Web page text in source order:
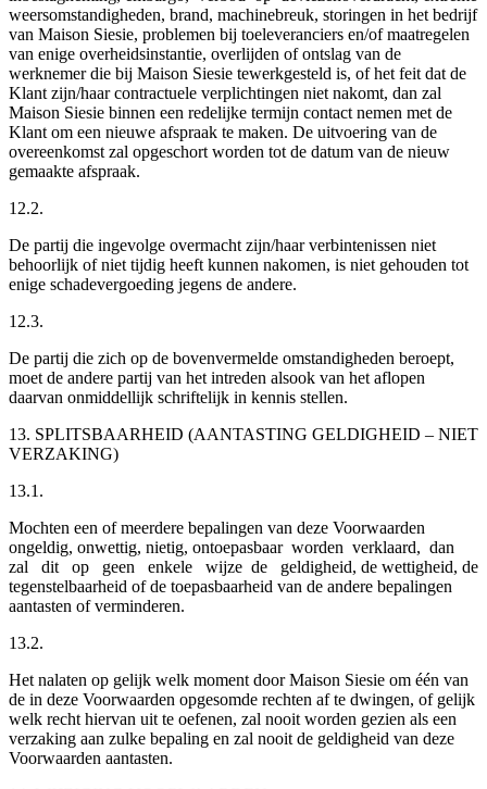
weersomstandigheden, brand, machinebreuk, storingen in het bedrijf
van Maison Siesie, problemen bij toeleveranciers en/of maatregelen
van enige overheidsinstantie, overlijden of ontslag van de
werknemer die bij Maison Siesie tewerkgesteld is, of het feit dat de
Klant zijn/haar contractuele verplichtingen niet nakomt, dan zal
Maison Siesie binnen een redelijke termijn contact nemen met de
Klant om een nieuwe afspraak te maken. De uitvoering van de
overeenkomst zal opgeschort worden tot de datum van de nieuw
gemaakte afspraak.
12.2.
De partij die ingevolge overmacht zijn/haar verbintenissen niet
behoorlijk of niet tijdig heeft kunnen nakomen, is niet gehouden tot
enige schadevergoeding jegens de andere.
12.3.
De partij die zich op de bovenvermelde omstandigheden beroept,
moet de andere partij van het intreden alsook van het aflopen
daarvan onmiddellijk schriftelijk in kennis stellen.
13. SPLITSBAARHEID (AANTASTING GELDIGHEID – NIET
VERZAKING)
13.1.
Mochten een of meerdere bepalingen van deze Voorwaarden
ongeldig, onwettig, nietig, ontoepasbaar worden verklaard, dan
zal dit op geen enkele wijze de geldigheid, de wettigheid, de
tegenstelbaarheid of de toepasbaarheid van de andere bepalingen
aantasten of verminderen.
13.2.
Het nalaten op gelijk welk moment door Maison Siesie om één van
de in deze Voorwaarden opgesomde rechten af te dwingen, of gelijk
welk recht hiervan uit te oefenen, zal nooit worden gezien als een
verzaking aan zulke bepaling en zal nooit de geldigheid van deze
Voorwaarden aantasten.